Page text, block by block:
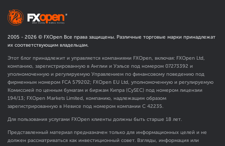
2005 - 2026 © FXOpen Все права защищены. Различные торговые марки принадлежат
их соответствующим владельцам.
Этот блог принадлежит и управляется компаниями FXOpen, включая: FXOpen Ltd,
компанию, зарегистрированную в Англии и Уэльсе под номером 07273392 и
уполномоченную и регулируемую Управлением по финансовому поведению под
фирменным номером FCA 579202; FXOpen EU Ltd, уполномоченную и регулируемую
Комиссией по ценным бумагам и биржам Кипра (CySEC) под номером лицензии
194/13; FXOpen Markets Limited, компанию, надлежащим образом
зарегистрированную в Невисе под номером компании C 42235.
Для пользования услугами FXOpen клиенты должны быть старше 18 лет.
Представленный материал предназначен только для информационных целей и не
должен рассматриваться как инвестиционный совет. Взгляды, информация или